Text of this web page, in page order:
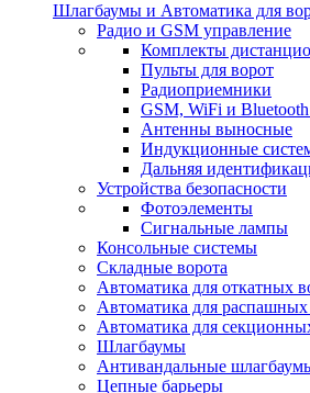
Шлагбаумы и Автоматика для
Радио и GSM управление
Комплекты
Пульты для ворот
Радиоприемники
GSM, WiFi и
Антенны выносные
Индукционные
Дальняя
Устройства безопасности
Фотоэлементы
Сигнальные лампы
Консольные системы
Складные ворота
Автоматика для откатных
Автоматика для распашных
Автоматика для
Шлагбаумы
Антивандальные
Цепные барьеры